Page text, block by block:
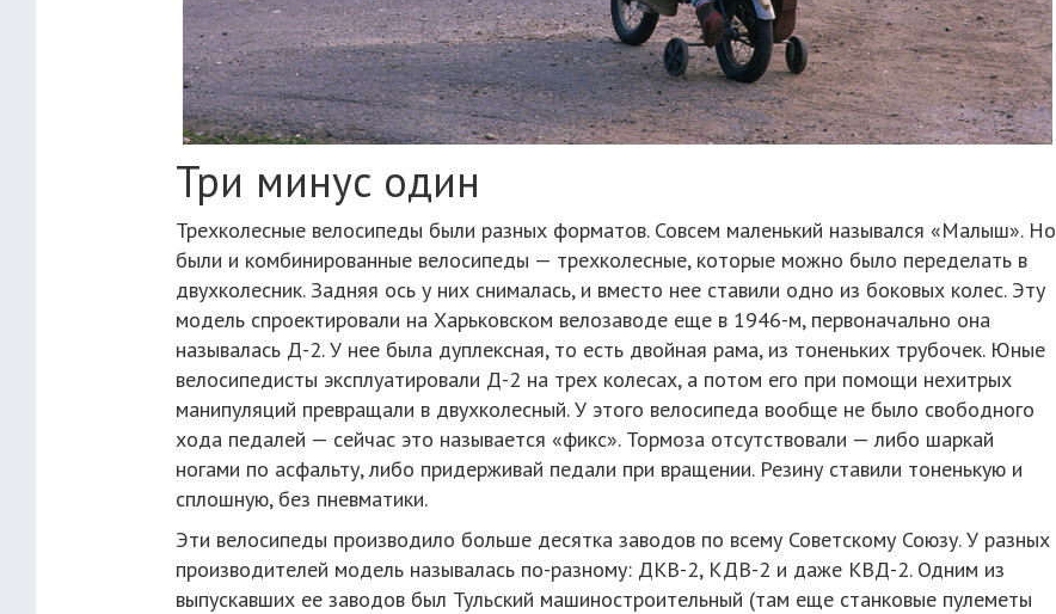
Три минус один
Трехколесные велосипеды были разных форматов. Совсем маленький назывался «Малыш». Но
были и комбинированные велосипеды — трехколесные, которые можно было переделать в
двухколесник. Задняя ось у них снималась, и вместо нее ставили одно из боковых колес. Эту
модель спроектировали на Харьковском велозаводе еще в 1946-м, первоначально она
называлась Д-2. У нее была дуплексная, то есть двойная рама, из тоненьких трубочек. Юные
велосипедисты эксплуатировали Д-2 на трех колесах, а потом его при помощи нехитрых
манипуляций превращали в двухколесный. У этого велосипеда вообще не было свободного
хода педалей — сейчас это называется «фикс». Тормоза отсутствовали — либо шаркай
ногами по асфальту, либо придерживай педали при вращении. Резину ставили тоненькую и
сплошную, без пневматики.
Эти велосипеды производило больше десятка заводов по всему Советскому Союзу. У разных
производителей модель называлась по-разному: ДКВ-2, КДВ-2 и даже КВД-2. Одним из
выпускавших ее заводов был Тульский машиностроительный (там еще станковые пулеметы